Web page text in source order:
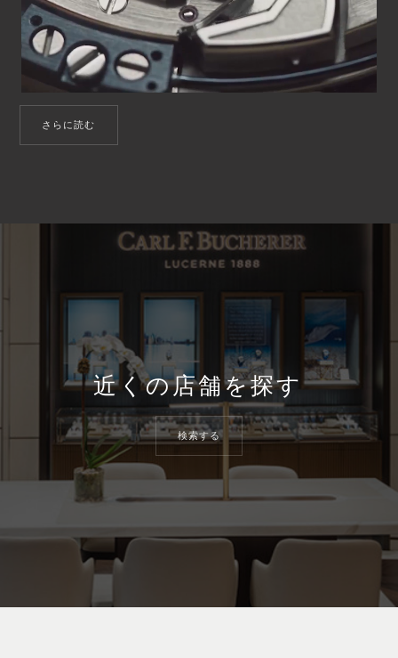
さらに読む
近くの店舗を探す
検索する